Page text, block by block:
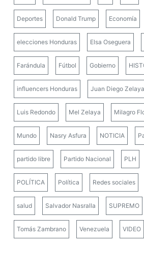
Deportes Donald Trump Economía
elecciones Honduras Elsa Oseguera
Farándula Fútbol Gobierno
influencers Honduras Juan Diego Zelaya
Luis Redondo Mel Zelaya Milagro
Mundo Nasry Asfura NOTICIA
partido libre Partido Nacional PLH
POLÍTICA Política Redes sociales
salud Salvador Nasralla SUPREMO
Tomás Zambrano Venezuela VIDEO